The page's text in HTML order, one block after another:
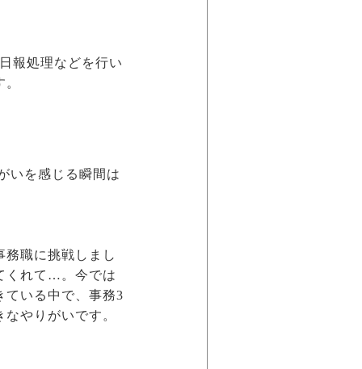
報処理などを行い
いを感じる瞬間は
職に挑戦しまし
くれて…。今では
ている中で、事務3
やりがいです。